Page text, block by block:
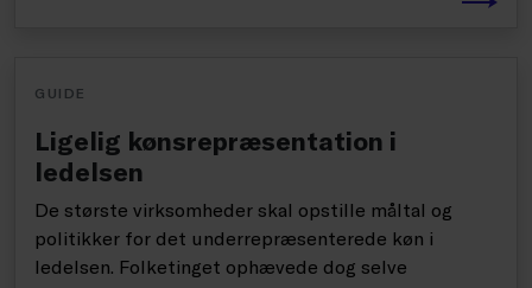
GUIDE
Ligelig kønsrepræsentation i
ledelsen
De største virksomheder skal opstille måltal og
politikker for det underrepræsenterede køn i
ledelsen. Folketinget ophævede dog selve